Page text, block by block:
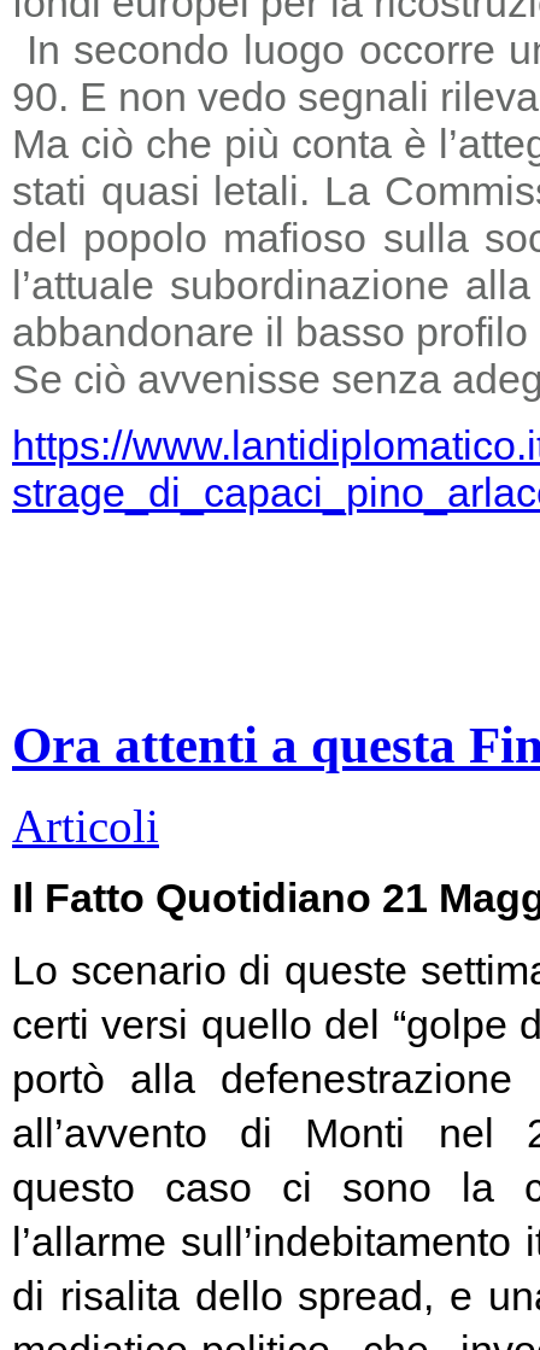
In secondo luogo occorre
90. E non vedo segnali
Ma ciò che più conta è
stati quasi letali. La
del popolo mafioso sulla
l’attuale subordinazione
abbandonare il basso
Se ciò avvenisse senza
https://
Ora attenti a questa
Articoli
Il Fatto Quotidiano 21
Lo scenario di queste
certi versi quello del “golpe
portò alla
all’avvento di Monti nel
questo caso ci sono la
l’allarme
di risalita dello spread, e